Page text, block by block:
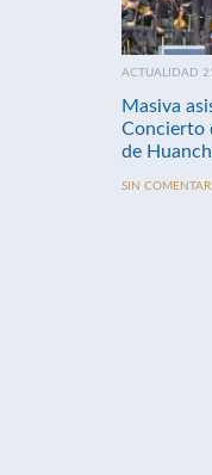
ACTUALIDAD
Masiva
Concierto
de
SIN